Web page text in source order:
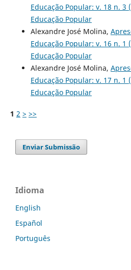
Educação Popular: v. 18 n. 3
Educação Popular
Alexandre José Molina,
Educação Popular: v. 16 n. 1
Educação Popular
Alexandre José Molina,
Educação Popular: v. 17 n. 1
Educação Popular
1 2 > >>
Enviar Submissão
Idioma
English
Español
Português